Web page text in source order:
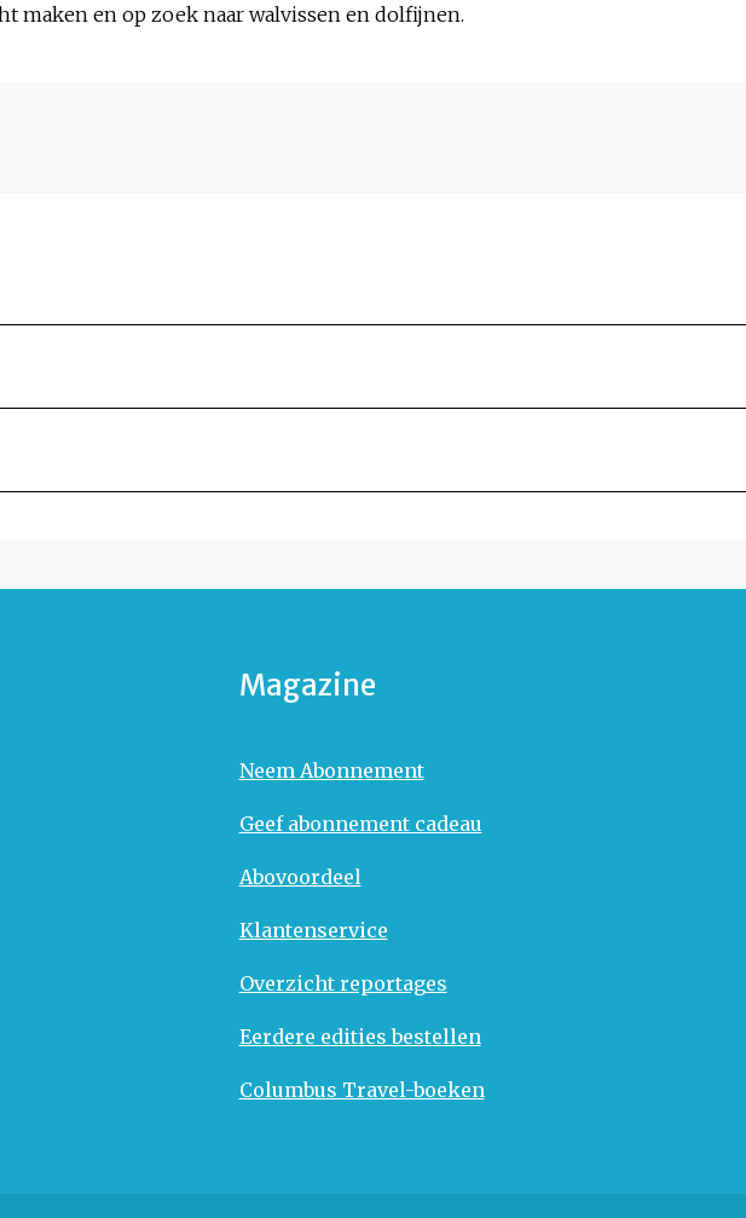
maken en op zoek naar walvissen en dolfijnen.
Magazine
Neem Abonnement
Geef abonnement cadeau
Abovoordeel
Klantenservice
Overzicht reportages
Eerdere edities bestellen
Columbus Travel-boeken